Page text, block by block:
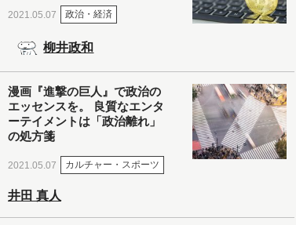
2021.05.07 政治・経済
柳井政和
漫画『進撃の巨人』で政治の
エッセンスを。 良質なエンタ
ーテイメントは「政治離れ」
の処方箋
2021.05.07 カルチャー・スポーツ
井田 真人